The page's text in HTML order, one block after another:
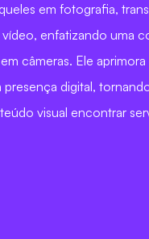
em fotografia,
enfatizando uma
câmeras. Ele aprimora
digital,
visual encontrar